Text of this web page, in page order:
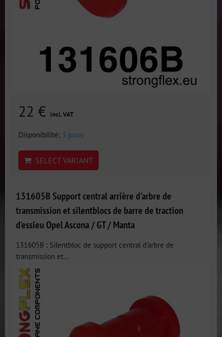
22 € incl. VAT
Disponibilité: 3 jours
SELECT VARIANT
131605B Support central arrière d'arbre de
transmission et silentblocs de barre de traction
d'essieu Opel Ascona / GT / Manta
131605B : Silentbloc de support central d'arbre de
transmission et...